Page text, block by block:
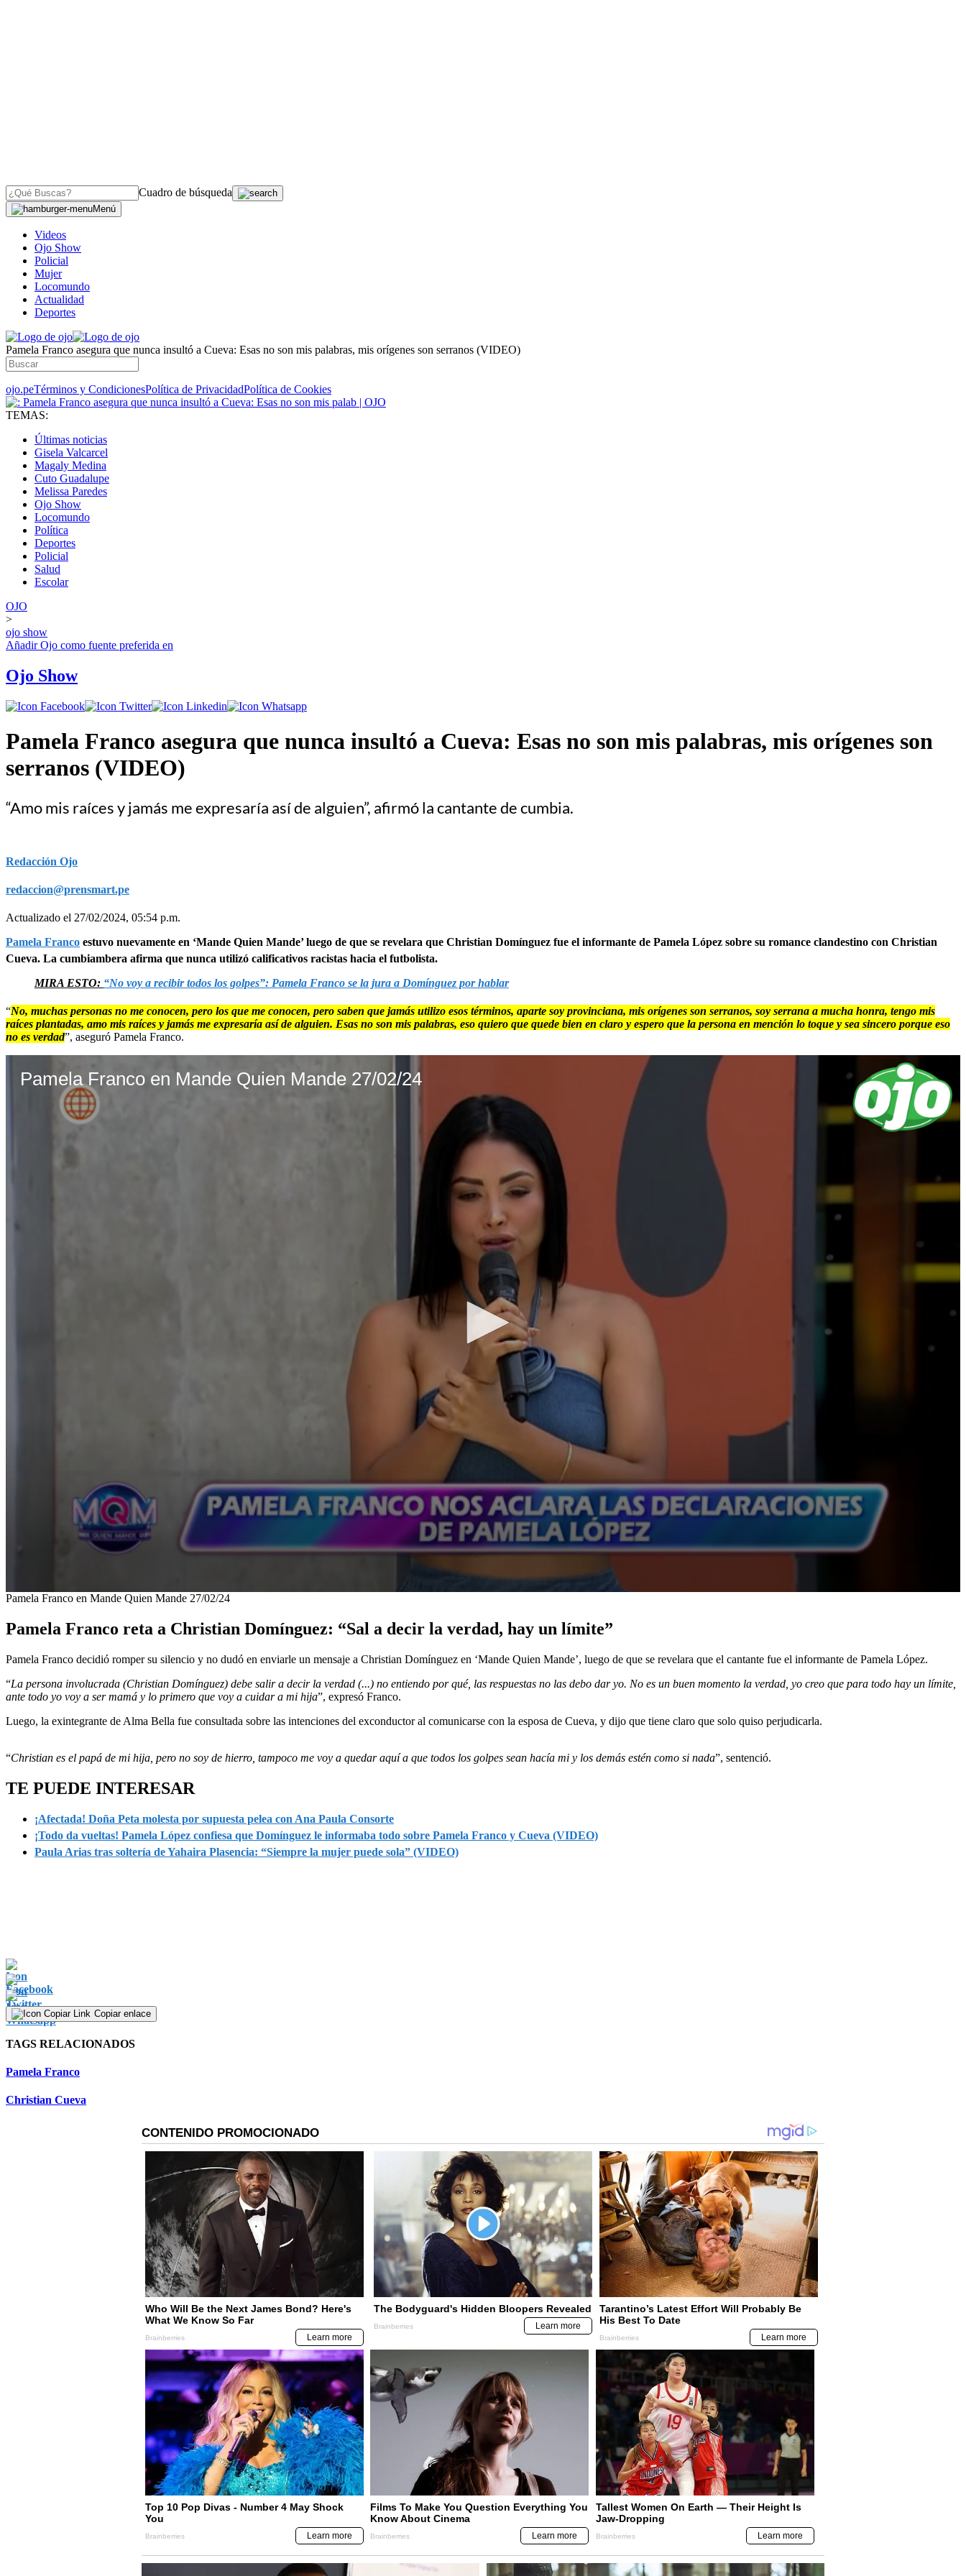
Cuadro de búsqueda
Menú
Videos
Ojo Show
Policial
Mujer
Locomundo
Actualidad
Deportes
Pamela Franco asegura que nunca insultó a Cueva: Esas no son mis palabras, mis orígenes son serranos (VIDEO)
ojo.peTérminos y CondicionesPolítica de PrivacidadPolítica de Cookies
TEMAS:
Últimas noticias
Gisela Valcarcel
Magaly Medina
Cuto Guadalupe
Melissa Paredes
Ojo Show
Locomundo
Política
Deportes
Policial
Salud
Escolar
OJO
>
ojo show
AñadirOjo como fuente preferida en
Ojo Show
Pamela Franco asegura que nunca insultó a Cueva: Esas no son mis palabras, mis orígenes son
serranos (VIDEO)
“Amo mis raíces y jamás me expresaría así de alguien”, afirmó la cantante de cumbia.
Redacción Ojo
redaccion@prensmart.pe
Actualizado el 27/02/2024, 05:54 p.m.
Pamela Franco estuvo nuevamente en ‘Mande Quien Mande’ luego de que se revelara que Christian Domínguez fue el informante de Pamela López sobre su romance clandestino con Christian
Cueva. La cumbiambera afirma que nunca utilizó calificativos racistas hacia el futbolista.
MIRA ESTO: “No voy a recibir todos los golpes”: Pamela Franco se la jura a Domínguez por hablar
“No, muchas personas no me conocen, pero los que me conocen, pero saben que jamás utilizo esos términos, aparte soy provinciana, mis orígenes son serranos, soy serrana a mucha honra, tengo mis
raíces plantadas, amo mis raíces y jamás me expresaría así de alguien. Esas no son mis palabras, eso quiero que quede bien en claro y espero que la persona en mención lo toque y sea sincero porque eso
no es verdad”, aseguró Pamela Franco.
Pamela Franco en Mande Quien Mande 27/02/24
0
6
18
seconds Volume
90%
Pamela Franco en Mande Quien Mande 27/02/24
Pamela Franco reta a Christian Domínguez: “Sal a decir la verdad, hay un límite”
Pamela Franco decidió romper su silencio y no dudó en enviarle un mensaje a Christian Domínguez en ‘Mande Quien Mande’, luego de que se revelara que el cantante fue el informante de Pamela López.
“La persona involucrada (Christian Domínguez) debe salir a decir la verdad (...) no entiendo por qué, las respuestas no las debo dar yo. No es un buen momento la verdad, yo creo que para todo hay un límite,
ante todo yo voy a ser mamá y lo primero que voy a cuidar a mi hija”, expresó Franco.
Luego, la exintegrante de Alma Bella fue consultada sobre las intenciones del exconductor al comunicarse con la esposa de Cueva, y dijo que tiene claro que solo quiso perjudicarla.
“Christian es el papá de mi hija, pero no soy de hierro, tampoco me voy a quedar aquí a que todos los golpes sean hacía mi y los demás estén como si nada”, sentenció.
TE PUEDE INTERESAR
¡Afectada! Doña Peta molesta por supuesta pelea con Ana Paula Consorte
¡Todo da vueltas! Pamela López confiesa que Domínguez le informaba todo sobre Pamela Franco y Cueva (VIDEO)
Paula Arias tras soltería de Yahaira Plasencia: “Siempre la mujer puede sola” (VIDEO)
Copiar enlace
TAGS RELACIONADOS
Pamela Franco
Christian Cueva